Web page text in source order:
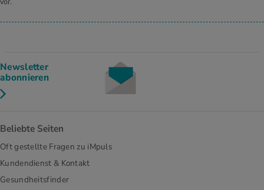
Newsletter
abonnieren
Beliebte Seiten
Oft gestellte Fragen zu iMpuls
Kundendienst & Kontakt
Gesundheitsfinder